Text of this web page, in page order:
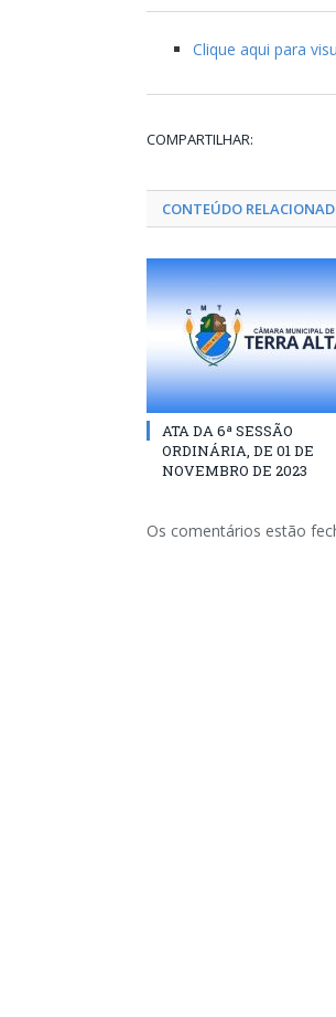
Clique aqui para
COMPARTILHAR:
CONTEÚDO
ATA DA 6ª SESSÃO
ORDINÁRIA, DE 01 DE
NOVEMBRO DE 2023
Os comentários estão